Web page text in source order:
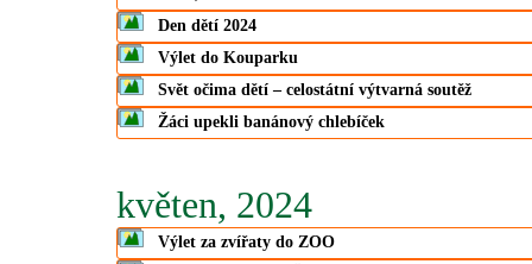
Den dětí 2024
Výlet do Kouparku
Svět očima dětí – celostátní výtvarná soutěž
Žáci upekli banánový chlebíček
květen, 2024
Výlet za zvířaty do ZOO